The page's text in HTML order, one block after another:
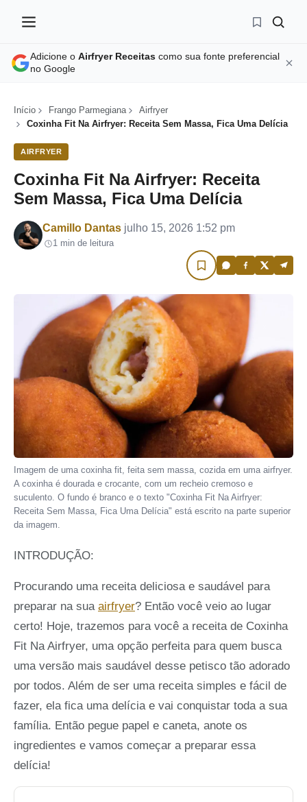
Adicione o Airfryer Receitas como sua fonte preferencial
no Google
Início Frango Parmegiana
Airfryer
Coxinha Fit Na Airfryer: Receita Sem Massa, Fica Uma Delícia
AIRFRYER
Coxinha Fit Na Airfryer: Receita
Sem Massa, Fica Uma Delícia
Por
Camillo Dantas julho 15, 2026 1:52 pm
1 min de leitura
Imagem de uma coxinha fit, feita sem massa, cozida em uma airfryer.
A coxinha é dourada e crocante, com um recheio cremoso e
suculento. O fundo é branco e o texto "Coxinha Fit Na Airfryer:
Receita Sem Massa, Fica Uma Delícia" está escrito na parte superior
da imagem.
INTRODUÇÃO:
Procurando uma receita deliciosa e saudável para
preparar na sua airfryer? Então você veio ao lugar
certo! Hoje, trazemos para você a receita de Coxinha
Fit Na Airfryer, uma opção perfeita para quem busca
uma versão mais saudável desse petisco tão adorado
por todos. Além de ser uma receita simples e fácil de
fazer, ela fica uma delícia e vai conquistar toda a sua
família. Então pegue papel e caneta, anote os
ingredientes e vamos começar a preparar essa
delícia!